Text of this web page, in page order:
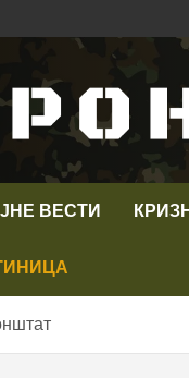
ВЕСТИ